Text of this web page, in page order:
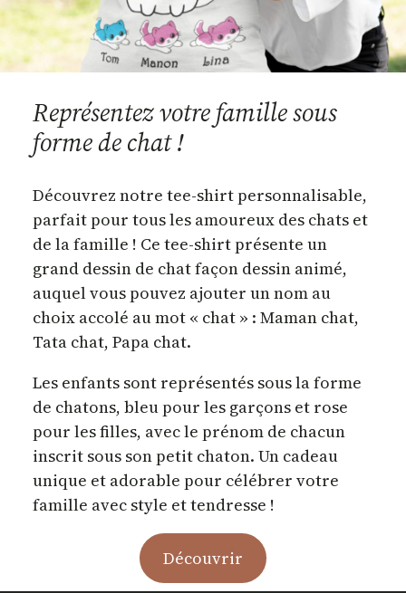
Représentez votre famille sous
forme de chat !
Découvrez notre tee-shirt personnalisable,
parfait pour tous les amoureux des chats et
de la famille ! Ce tee-shirt présente un
grand dessin de chat façon dessin animé,
auquel vous pouvez ajouter un nom au
choix accolé au mot « chat » : Maman chat,
Tata chat, Papa chat.
Les enfants sont représentés sous la forme
de chatons, bleu pour les garçons et rose
pour les filles, avec le prénom de chacun
inscrit sous son petit chaton. Un cadeau
unique et adorable pour célébrer votre
famille avec style et tendresse !
Découvrir